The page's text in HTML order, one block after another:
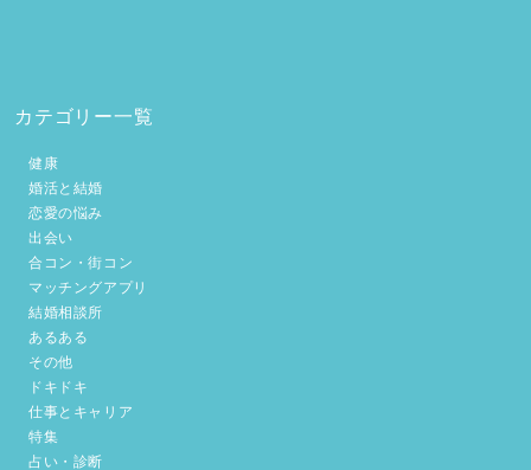
カテゴリー一覧
健康
婚活と結婚
恋愛の悩み
出会い
合コン・街コン
マッチングアプリ
結婚相談所
あるある
その他
ドキドキ
仕事とキャリア
特集
占い・診断